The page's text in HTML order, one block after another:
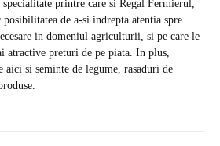
printre care si Regal Fermierul,
de a-si indrepta atentia spre
in domeniul agriculturii, si pe care le
atractive preturi de pe piata. In plus,
si seminte de legume, rasaduri de